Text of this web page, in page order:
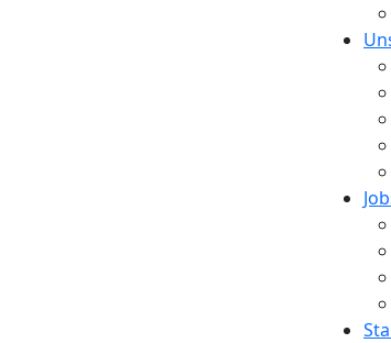
Erich geht in
bei der
kleinen Feier auf der Zeisch
Firma. Zum Andenken haben wir